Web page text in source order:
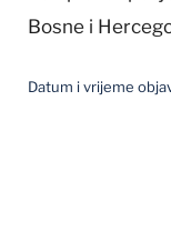
Bosne i
Datum i vrijeme